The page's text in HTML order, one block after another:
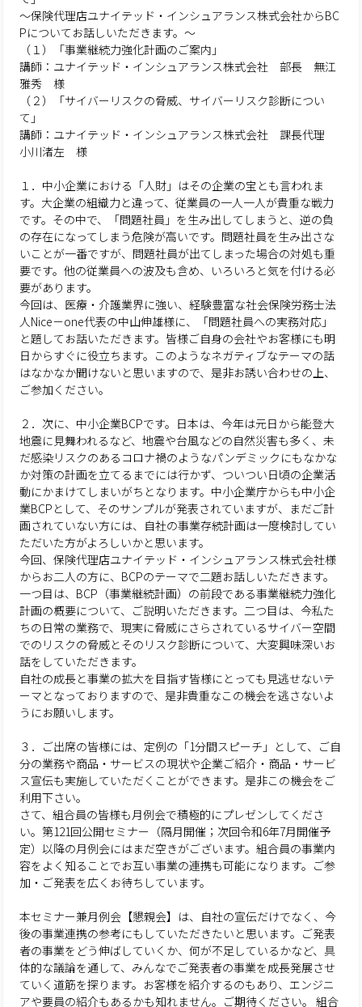
～保険代理店ユナイテッド・インシュアランス株式会社からBC
Pについてお話しいただきます。～
（１）「事業継続力強化計画のご案内」
講師：ユナイテッド・インシュアランス株式会社 部長 無江
雅秀 様
（２）「サイバーリスクの脅威、サイバーリスク診断につい
て」
講師：ユナイテッド・インシュアランス株式会社 課長代理
小川渚左 様
１．中小企業における「人財」はその企業の宝とも言われま
す。大企業の組織力と違って、従業員の一人一人が貴重な戦力
です。その中で、「問題社員」を生み出してしまうと、逆の負
の存在になってしまう危険が高いです。問題社員を生み出さな
いことが一番ですが、問題社員が出てしまった場合の対処も重
要です。他の従業員への波及も含め、いろいろと気を付ける必
要があります。
今回は、医療・介護業界に強い、経験豊富な社会保険労務士法
人Nice－one代表の中山伸雄様に、「問題社員への実務対応」
と題してお話いただきます。皆様ご自身の会社やお客様にも明
日からすぐに役立ちます。このようなネガティブなテーマの話
はなかなか聞けないと思いますので、是非お誘い合わせの上、
ご参加ください。
２．次に、中小企業BCPです。日本は、今年は元日から能登大
地震に見舞われるなど、地震や台風などの自然災害も多く、未
だ感染リスクのあるコロナ禍のようなパンデミックにもなかな
か対策の計画を立てるまでには行かず、ついつい日頃の企業活
動にかまけてしまいがちとなります。中小企業庁からも中小企
業BCPとして、そのサンプルが発表されていますが、まだご計
画されていない方には、自社の事業存続計画は一度検討してい
ただいた方がよろしいかと思います。
今回、保険代理店ユナイテッド・インシュアランス株式会社様
からお二人の方に、BCPのテーマで二題お話しいただきます。
一つ目は、BCP（事業継続計画）の前段である事業継続力強化
計画の概要について、ご説明いただきます。二つ目は、今私た
ちの日常の業務で、現実に脅威にさらされているサイバー空間
でのリスクの脅威とそのリスク診断について、大変興味深いお
話をしていただきます。
自社の成長と事業の拡大を目指す皆様にとっても見逃せないテ
ーマとなっておりますので、是非貴重なこの機会を逃さないよ
うにお願いします。
３．ご出席の皆様には、定例の「1分間スピーチ」として、ご自
分の業務や商品・サービスの現状や企業ご紹介・商品・サービ
ス宣伝も実施していただくことができます。是非この機会をご
利用下さい。
さて、組合員の皆様も月例会で積極的にプレゼンしてくださ
い。第121回公開セミナー（隔月開催；次回令和6年7月開催予
定）以降の月例会にはまだ空きがございます。組合員の事業内
容をよく知ることでお互い事業の連携も可能になります。ご参
加・ご発表を広くお待ちしています。
本セミナー兼月例会【懇親会】は、自社の宣伝だけでなく、今
後の事業連携の参考にもしていただきたいと思います。ご発表
者の事業をどう伸ばしていくか、何が不足しているかなど、具
体的な議論を通して、みんなでご発表者の事業を成長発展させ
ていく道筋を探ります。お客様を紹介するのもあり、エンジニ
アや要員の紹介もあるかも知れません。ご期待ください。 組合